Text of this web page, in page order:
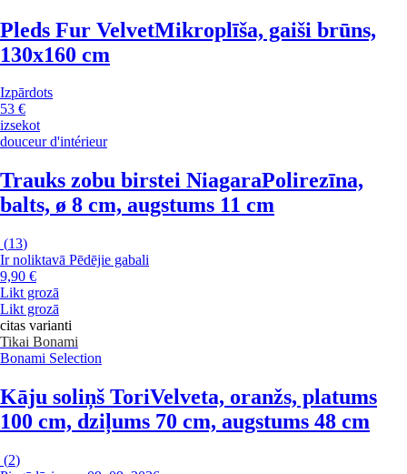
Pleds Fur VelvetMikroplīša, gaiši brūns,
130x160 cm
Izpārdots
53 €
izsekot
douceur d'intérieur
Trauks zobu birstei NiagaraPolirezīna,
balts, ø 8 cm, augstums 11 cm
(13)
Ir noliktavā Pēdējie gabali
9,90 €
Likt grozā
Likt grozā
citas varianti
Tikai Bonami
Bonami Selection
Kāju soliņš ToriVelveta, oranžs, platums
100 cm, dziļums 70 cm, augstums 48 cm
(2)